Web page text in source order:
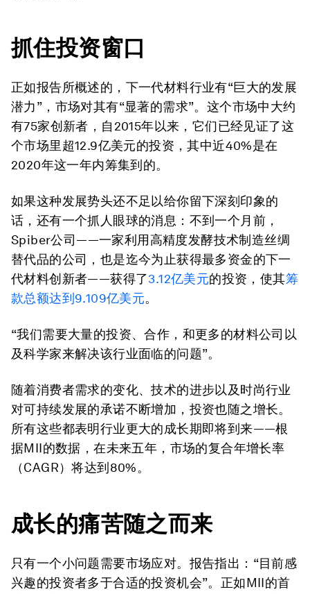
抓住投资窗口
正如报告所概述的，下一代材料行业有“巨大的发展
潜力”，市场对其有“显著的需求”。这个市场中大约
有75家创新者，自2015年以来，它们已经见证了这
个市场里超12.9亿美元的投资，其中近40%是在
2020年这一年内筹集到的。
如果这种发展势头还不足以给你留下深刻印象的
话，还有一个抓人眼球的消息：不到一个月前，
Spiber公司——一家利用高精度发酵技术制造丝绸
替代品的公司，也是迄今为止获得最多资金的下一
代材料创新者——获得了3.12亿美元的投资，使其筹
款总额达到 9.109亿美元。
“我们需要大量的投资、合作，和更多的材料公司以
及科学家来解决该行业面临的问题”。
随着消费者需求的变化、技术的进步以及时尚行业
对可持续发展的承诺不断增加，投资也随之增长。
所有这些都表明行业更大的成长期即将到来——根
据MII的数据，在未来五年，市场的复合年增长率
（CAGR）将达到80%。
成长的痛苦随之而来
只有一个小问题需要市场应对。报告指出：“目前感
兴趣的投资者多于合适的投资机会”。正如MII的首